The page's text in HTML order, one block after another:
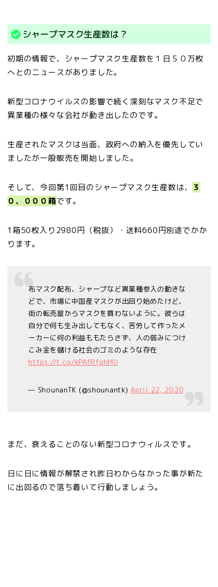
シャープマスク生産数は？
初期の情報で、シャープマスク生産数を１日５０万枚
へとのニュースがありました。
新型コロナウイルスの影響で続く深刻なマスク不足で
異業種の様々な会社が動き出したのです。
生産されたマスクは当面、政府への納入を優先してい
ましたが一般販売を開始しました。
そして、今回第1回目のシャープマスク生産数は、
３
０、０００箱です。
1箱50枚入り2980円（税抜）・送料660円別途でかか
ります。
布マスク配布、シャープなど異業種参入の動きな
どで、市場に中国産マスクが出回り始めたけど、
街の転売屋からマスクを買わないように。彼らは
自分で何も生み出してもなく、苦労して作ったメ
ーカーに何の利益ももたらさず、人の弱みにつけ
こみ金を儲ける社会のゴミのような存在
https://t.co/kPAfRfqhMU
— ShounanTK (@shounantk)April 22, 2020
まだ、衰えることのない新型コロナウィルスです。
日に日に情報が解禁され昨日わからなかった事が新た
に出回るので落ち着いて行動しましょう。